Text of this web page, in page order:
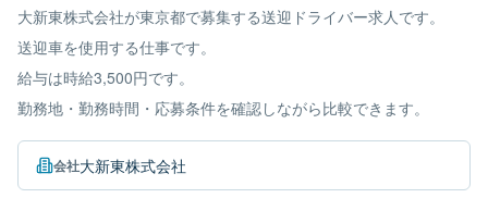
大新東株式会社が東京都で募集する送迎ドライバー求人です。
送迎車を使用する仕事です。
給与は時給3,500円です。
勤務地・勤務時間・応募条件を確認しながら比較できます。
会社大新東株式会社